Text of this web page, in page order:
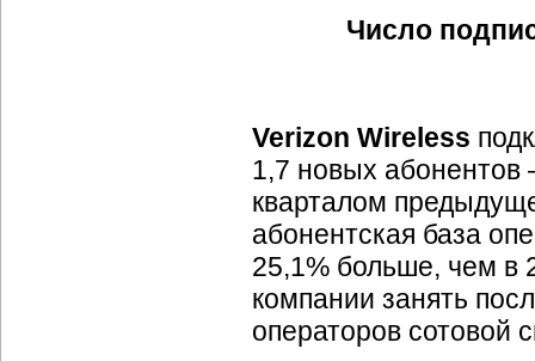
Число
Verizon Wireless
1,7 новых
кварталом
абонентская база
25,1% больше, чем в
компании занять
операторов сотовой